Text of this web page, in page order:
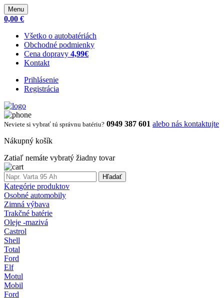
Menu
0,00 €
Všetko o autobatériách
Obchodné podmienky
Cena dopravy 4,99€
Kontakt
Prihlásenie
Registrácia
Neviete si vybrať tú správnu batériu? 0949 387 601 alebo nás kontaktujte
Nákupný košík
Zatiaľ nemáte vybratý žiadny tovar
Hľadať
Kategórie produktov
Osobné automobily
Zimná výbava
Trakčné batérie
Oleje -mazivá
Castrol
Shell
Total
Ford
Elf
Motul
Mobil
Ford